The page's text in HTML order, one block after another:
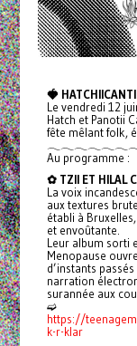
🍓
Le vendredi 12
Hatch et Panotii
fête mêlant folk,
Au programme :
✿ TZII ET HILAL
La voix
aux textures
établi à
et envoûtante.
Leur album sorti
Menopause
d’instants
narration
surannée aux
➫
https://
k-r-klar